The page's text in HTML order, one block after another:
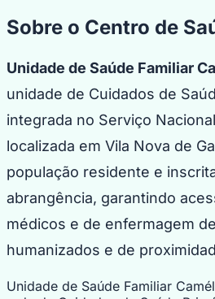
Sobre o Centro de
Unidade de Saúde Familiar
unidade de Cuidados de
integrada no Serviço
localizada em Vila Nova de
população residente e
abrangência, garantindo
médicos e de enfermagem
humanizados e de
Unidade de Saúde Familiar